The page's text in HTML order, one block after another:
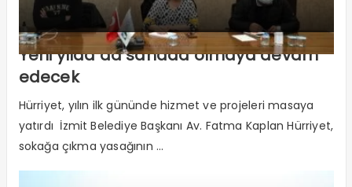
Yeni yılda da sahada olmaya devam
edecek
Hürriyet, yılın ilk gününde hizmet ve projeleri masaya
yatırdı İzmit Belediye Başkanı Av. Fatma Kaplan Hürriyet,
sokağa çıkma yasağının ...